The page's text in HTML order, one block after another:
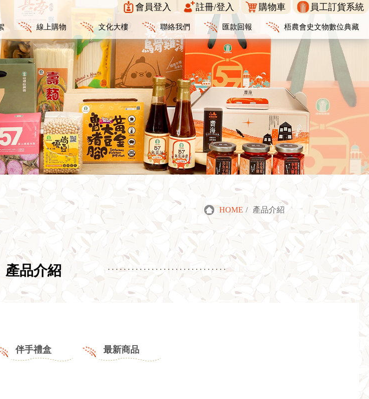
線上購物 文化大樓 聯絡我們 匯款回報 梧農會史文物數位典藏
會員登入 註冊/登入 購物車 員工訂貨系統
HOME / 產品介紹
產品介紹
伴手禮盒 最新商品